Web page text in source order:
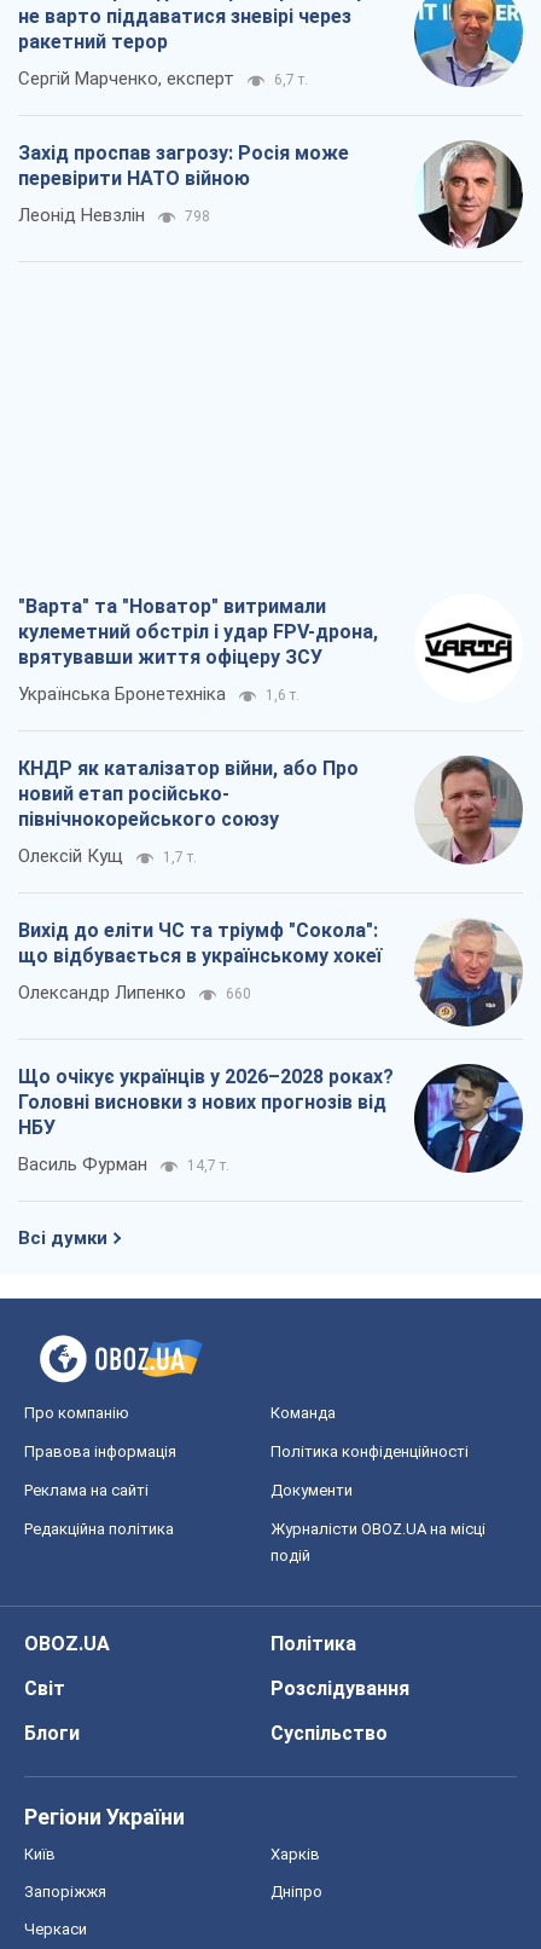
не варто піддаватися зневірі через
ракетний терор
Сергій Марченко, експерт 6,7 т.
Захід проспав загрозу: Росія може
перевірити НАТО війною
Леонід Невзлін 798
"Варта" та "Новатор" витримали
кулеметний обстріл і удар FPV-дрона,
врятувавши життя офіцеру ЗСУ
Українська Бронетехніка 1,6 т.
КНДР як каталізатор війни, або Про
новий етап російсько-
північнокорейського союзу
Олексій Кущ 1,7 т.
Вихід до еліти ЧС та тріумф "Сокола":
що відбувається в українському хокеї
Олександр Липенко 660
Що очікує українців у 2026–2028 роках?
Головні висновки з нових прогнозів від
НБУ
Василь Фурман 14,7 т.
Всі думки
Про компанію Команда
Правова інформація Політика конфіденційності
Реклама на сайті Документи
Редакційна політика
Журналісти OBOZ.UA на місці
подій
OBOZ.UA
Політика
Світ
Розслідування
Блоги
Суспільство
Регіони України
Київ Харків
Запоріжжя Дніпро
Черкаси